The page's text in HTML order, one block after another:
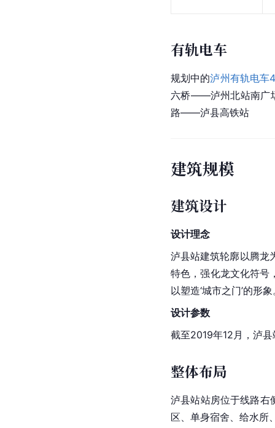
有轨电车
规划中的泸州有轨电车
六桥——泸州北站南
路——泸县高铁站
建筑规模
建筑设计
设计理念
泸县站建筑轮廓以腾龙
特色，强化龙文化符号
以塑造‘城市之门’的形
设计参数
截至2019年12月，泸
整体布局
泸县站站房位于线路右
区、单身宿舍、给水所